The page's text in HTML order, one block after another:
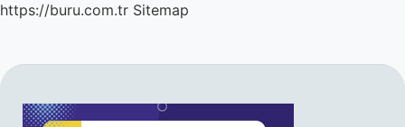
https://buru.com.tr Sitemap
SIDEBAR